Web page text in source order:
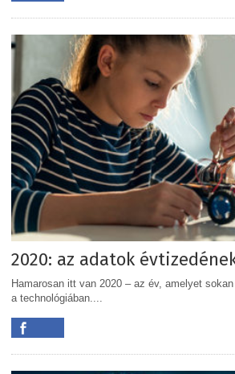
2020: az adatok
Hamarosan itt van 2020 – az év, amelyet
a technológiában....